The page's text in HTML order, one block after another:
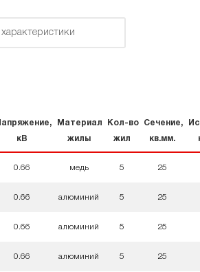
характеристики
кВ
Материал
жилы
Кол-во
жил
Сечение,
кв.мм.
0.66 медь 5 25
0.66 алюминий 5 25
0.66 алюминий 5 25
0.66 алюминий 5 25